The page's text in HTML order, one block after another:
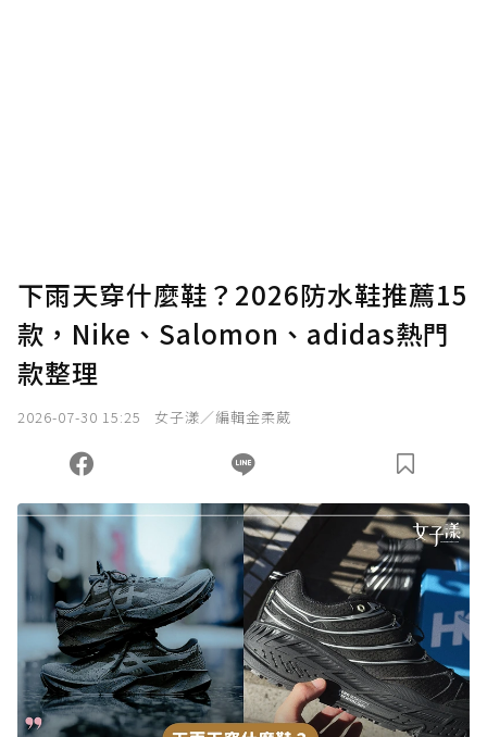
下雨天穿什麼鞋？2026防水鞋推薦15
款，Nike、Salomon、adidas熱門
款整理
2026-07-30 15:25 女子漾／編輯金柔葳